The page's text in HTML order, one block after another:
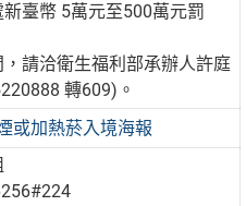
臺幣 5萬元至500萬元罰
請洽衛生福利部承辦人許庭
轉609)。
或加熱菸入境海報